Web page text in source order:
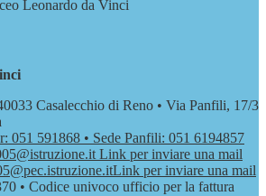
Leonardo da Vinci
Casalecchio di Reno • Via Panfili, 17/3
051 591868 • Sede Panfili: 051 6194857
Link per inviare una mail
Link per inviare una mail
• Codice univoco ufficio per la fattura